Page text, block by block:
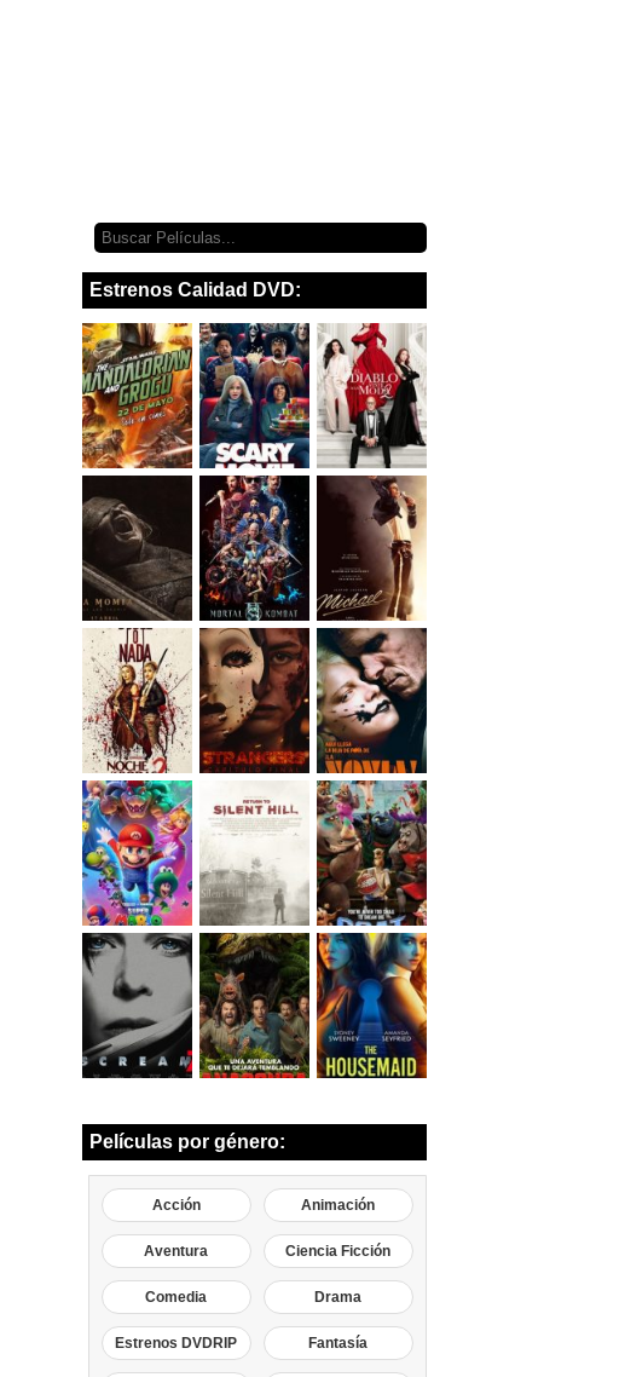
Estrenos Calidad DVD:
Películas por género:
Acción Animación
Aventura Ciencia Ficción
Comedia Drama
Estrenos DVDRIP Fantasía